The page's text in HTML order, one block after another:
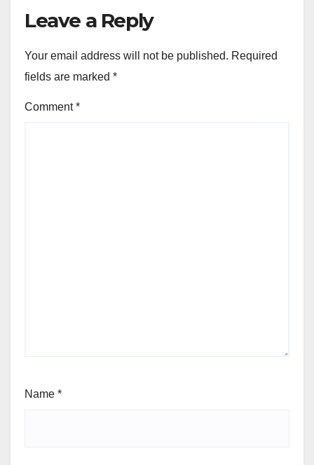
Leave a Reply
Your email address will not be published. Required
fields are marked *
Comment*
Name *